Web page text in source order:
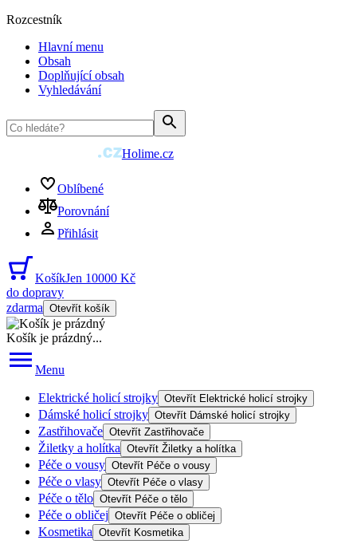
Rozcestník
Hlavní menu
Obsah
Doplňující obsah
Vyhledávání
Holime.cz
Oblíbené
Porovnání
Přihlásit
KošíkJen 10000 Kč
do dopravy
zdarma Otevřít košík
Košík je prázdný...
Menu
Elektrické holicí strojky Otevřít Elektrické holicí strojky
Dámské holicí strojky Otevřít Dámské holicí strojky
Zastřihovače Otevřít Zastřihovače
Žiletky a holítka Otevřít Žiletky a holítka
Péče o vousy Otevřít Péče o vousy
Péče o vlasy Otevřít Péče o vlasy
Péče o tělo Otevřít Péče o tělo
Péče o obličej Otevřít Péče o obličej
Kosmetika Otevřít Kosmetika